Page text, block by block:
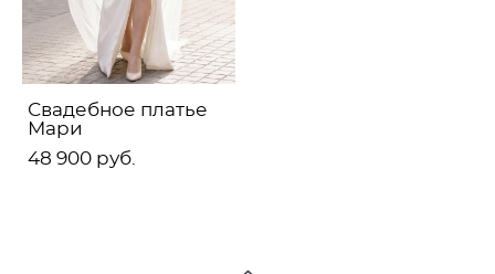
Свадебное платье
Мари
48 900 pуб.